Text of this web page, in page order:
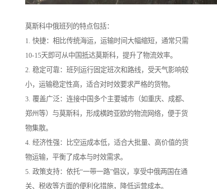
莫斯科中俄班列的特点包括：
1. 快捷：相比传统海运，运输时间大幅缩短，通常只需
10-15天即可从中国抵达莫斯科，提升了物流效率。
2. 稳定可靠：班列运行固定班次和路线，受天气影响较
小，运输稳定性高，适合对时效要求严格的货物。
3. 覆盖广泛：连接中国多个主要城市（如重庆、成都、
郑州等）与莫斯科，形成横跨亚欧的物流网络，便于货
物集散。
4. 经济性强：比空运成本低，适合大批量、高价值的货
物运输，平衡了成本与时效需求。
5. 政策支持：依托“一带一路”倡议，享受中俄两国在通
关、税收等方面的便利化措施，降低运营成本。